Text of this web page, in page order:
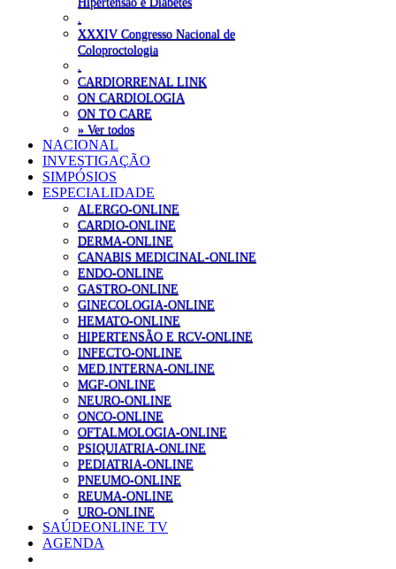
XXXIV Congresso Nacional de
Coloproctologia
CARDIORRENAL LINK
ON CARDIOLOGIA
ON TO CARE
» Ver todos
NACIONAL
INVESTIGAÇÃO
SIMPÓSIOS
ESPECIALIDADE
ALERGO-ONLINE
CARDIO-ONLINE
DERMA-ONLINE
CANABIS MEDICINAL-ONLINE
ENDO-ONLINE
GASTRO-ONLINE
GINECOLOGIA-ONLINE
HEMATO-ONLINE
HIPERTENSÃO E RCV-ONLINE
INFECTO-ONLINE
MED.INTERNA-ONLINE
MGF-ONLINE
NEURO-ONLINE
ONCO-ONLINE
OFTALMOLOGIA-ONLINE
PSIQUIATRIA-ONLINE
PEDIATRIA-ONLINE
PNEUMO-ONLINE
REUMA-ONLINE
URO-ONLINE
SAÚDEONLINE TV
AGENDA